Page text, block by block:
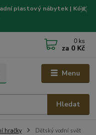
plastový nábytek | Kód:
Menu
Hledat
0 ks
za 0 Kč
hračky Dětský vodní svět